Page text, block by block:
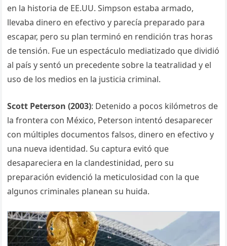
en la historia de EE.UU. Simpson estaba armado,
llevaba dinero en efectivo y parecía preparado para
escapar, pero su plan terminó en rendición tras horas
de tensión. Fue un espectáculo mediatizado que dividió
al país y sentó un precedente sobre la teatralidad y el
uso de los medios en la justicia criminal.
Scott Peterson (2003): Detenido a pocos kilómetros de
la frontera con México, Peterson intentó desaparecer
con múltiples documentos falsos, dinero en efectivo y
una nueva identidad. Su captura evitó que
desapareciera en la clandestinidad, pero su
preparación evidenció la meticulosidad con la que
algunos criminales planean su huida.